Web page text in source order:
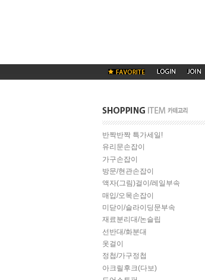
반짝반짝 특가세일!
유리문손잡이
가구손잡이
방문/현관손잡이
액자(그림)걸이/레일부속
매입/오목손잡이
미닫이/슬라이딩문부속
재료분리대/논슬립
선반대/화분대
옷걸이
정첩/가구정첩
아크릴후크(다보)